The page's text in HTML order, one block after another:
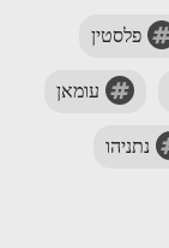
פלסטין
עומאן
נתניהו